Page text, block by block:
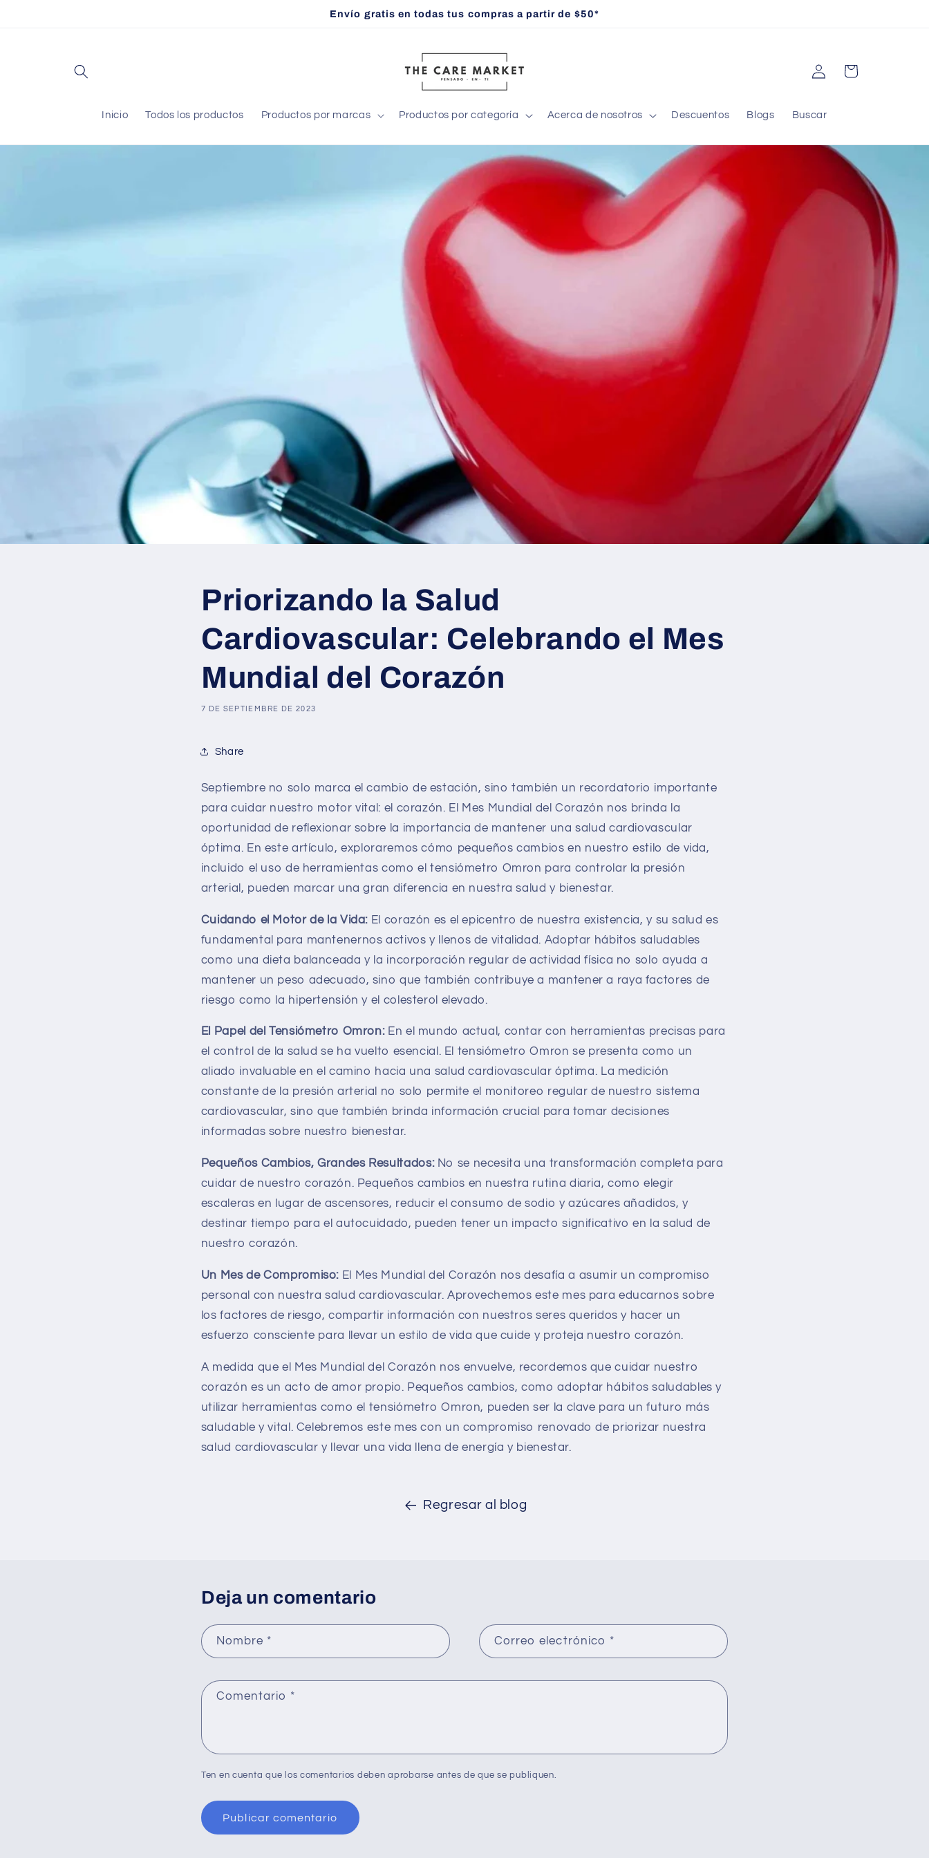
Envío gratis en todas tus compras a partir de $50*
Inicio Todos los productos Productos por marcas Productos por categoría Acerca de nosotros Descuentos Blogs Buscar
Iniciar
sesión
Carrito
Priorizando la Salud
Cardiovascular: Celebrando el Mes
Mundial del Corazón
7 DE SEPTIEMBRE DE 2023
Share
Septiembre no solo marca el cambio de estación, sino también un recordatorio importante
para cuidar nuestro motor vital: el corazón. El Mes Mundial del Corazón nos brinda la
oportunidad de reflexionar sobre la importancia de mantener una salud cardiovascular
óptima. En este artículo, exploraremos cómo pequeños cambios en nuestro estilo de vida,
incluido el uso de herramientas como el tensiómetro Omron para controlar la presión
arterial, pueden marcar una gran diferencia en nuestra salud y bienestar.
Cuidando el Motor de la Vida: El corazón es el epicentro de nuestra existencia, y su salud es
fundamental para mantenernos activos y llenos de vitalidad. Adoptar hábitos saludables
como una dieta balanceada y la incorporación regular de actividad física no solo ayuda a
mantener un peso adecuado, sino que también contribuye a mantener a raya factores de
riesgo como la hipertensión y el colesterol elevado.
El Papel del Tensiómetro Omron:En el mundo actual, contar con herramientas precisas para
el control de la salud se ha vuelto esencial. El tensiómetro Omron se presenta como un
aliado invaluable en el camino hacia una salud cardiovascular óptima. La medición
constante de la presión arterial no solo permite el monitoreo regular de nuestro sistema
cardiovascular, sino que también brinda información crucial para tomar decisiones
informadas sobre nuestro bienestar.
Pequeños Cambios, Grandes Resultados:No se necesita una transformación completa para
cuidar de nuestro corazón. Pequeños cambios en nuestra rutina diaria, como elegir
escaleras en lugar de ascensores, reducir el consumo de sodio y azúcares añadidos, y
destinar tiempo para el autocuidado, pueden tener un impacto significativo en la salud de
nuestro corazón.
Un Mes de Compromiso: El Mes Mundial del Corazón nos desafía a asumir un compromiso
personal con nuestra salud cardiovascular. Aprovechemos este mes para educarnos sobre
los factores de riesgo, compartir información con nuestros seres queridos y hacer un
esfuerzo consciente para llevar un estilo de vida que cuide y proteja nuestro corazón.
A medida que el Mes Mundial del Corazón nos envuelve, recordemos que cuidar nuestro
corazón es un acto de amor propio. Pequeños cambios, como adoptar hábitos saludables y
utilizar herramientas como el tensiómetro Omron, pueden ser la clave para un futuro más
saludable y vital. Celebremos este mes con un compromiso renovado de priorizar nuestra
salud cardiovascular y llevar una vida llena de energía y bienestar.
Regresar al blog
Deja un comentario
Nombre * Correo electrónico *
Comentario *
Ten en cuenta que los comentarios deben aprobarse antes de que se publiquen.